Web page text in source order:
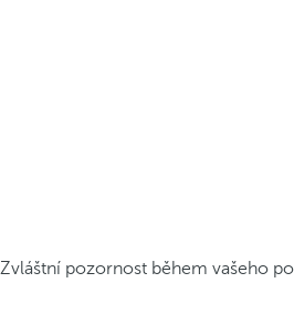
Zvláštní pozornost během vašeho